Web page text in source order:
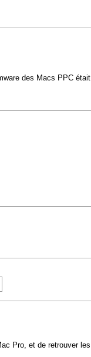
des Macs PPC
Pro, et de retrouver